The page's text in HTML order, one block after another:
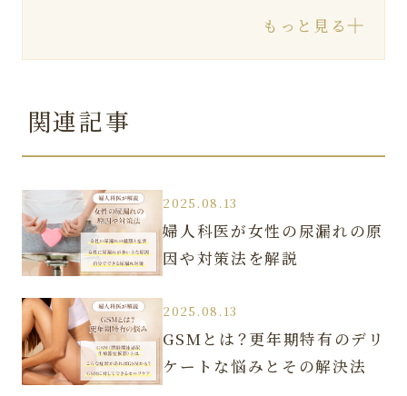
聖マリアンナ医科大学病院助教
2023年-現在首都圏 産婦人科クリニック勤
2025年ルクスクリニック入職
資格・所属学会
日本産科婦人科学会認定 産婦人科専門医
日本超音波医学会認定 超音波専門医
もっと見る
関連記事
2025.08.13
婦人科医が女性の尿漏れの原
因や対策法を解説
2025.08.13
GSMとは？更年期特有のデリ
ケートな悩みとその解決法